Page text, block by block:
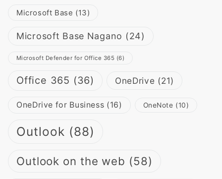
Microsoft Base (13)
Microsoft Base Nagano (24)
Microsoft Defender for Office 365 (6)
Office 365 (36) OneDrive (21)
OneDrive for Business (16) OneNote (10)
Outlook (88)
Outlook on the web (58)